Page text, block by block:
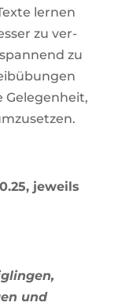
lernen
zu ver­
zu
Gele­gen­heit,
jeweils
und